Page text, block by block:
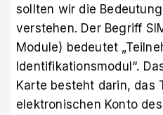
sollten wir die
verstehen. Der Begriff
Module) bedeutet
Identifikationsmodul“.
Karte besteht darin, das
elektronischen Konto